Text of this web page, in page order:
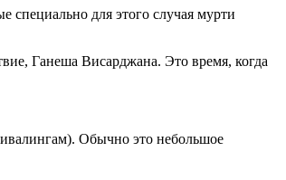
для этого случая мурти
Ганеша Висарджана. Это время, когда
Обычно это небольшое